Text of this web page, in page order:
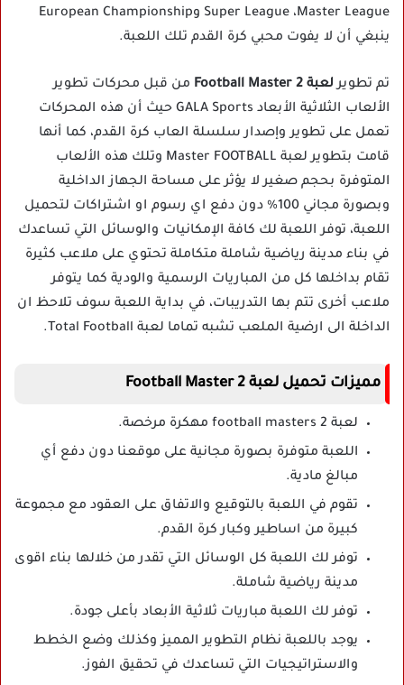
Super League ،Master League وEuropean Championship
ينبغي أن لا يفوت محبي كرة القدم تلك اللعبة.
تم تطويرلعبة Football Master 2
من قبل محركات تطوير
الألعاب الثلاثية الأبعاد GALA Sports حيث أن هذه المحركات
تعمل على تطوير وإصدار سلسلة العاب كرة القدم، كما أنها
قامت بتطوير لعبة Master FOOTBALL وتلك هذه الألعاب
المتوفرة بحجم صغير لا يؤثر على مساحة الجهاز الداخلية
وبصورة مجاني 100% دون دفع اي رسوم او اشتراكات لتحميل
اللعبة، توفر اللعبة لك كافة الإمكانيات والوسائل التي تساعدك
في بناء مدينة رياضية شاملة متكاملة تحتوي على ملاعب كثيرة
تقام بداخلها كل من المباريات الرسمية والودية كما يتوفر
ملاعب أخرى تتم بها التدريبات، في بداية اللعبة سوف تلاحظ ان
الداخلة الى ارضية الملعب تشبه تماما لعبة Total Football.
مميزات تحميل لعبة Football Master 2
لعبة 2 football masters مهكرة مرخصة.
اللعبة متوفرة بصورة مجانية على موقعنا دون دفع أي
مبالغ مادية.
تقوم في اللعبة بالتوقيع والاتفاق على العقود مع مجموعة
كبيرة من اساطير وكبار كرة القدم.
توفر لك اللعبة كل الوسائل التي تقدر من خلالها بناء اقوى
مدينة رياضية شاملة.
توفر لك اللعبة مباريات ثلاثية الأبعاد بأعلى جودة.
يوجد باللعبة نظام التطوير المميز وكذلك وضع الخطط
والاستراتيجيات التي تساعدك في تحقيق الفوز.